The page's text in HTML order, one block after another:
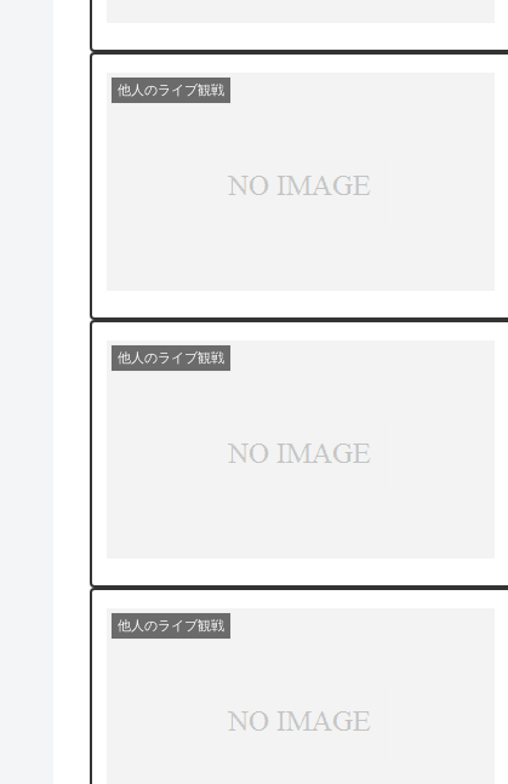
他人のライブ観戦
他人のライブ観戦
他人のライブ観戦